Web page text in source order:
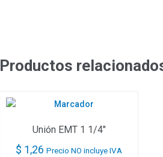
Productos
Unión EMT 1 1/4″
$ 1,26 Precio NO incluye IVA